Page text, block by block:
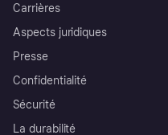
Carrières
Aspects juridiques
Presse
Confidentialité
Sécurité
La durabilité